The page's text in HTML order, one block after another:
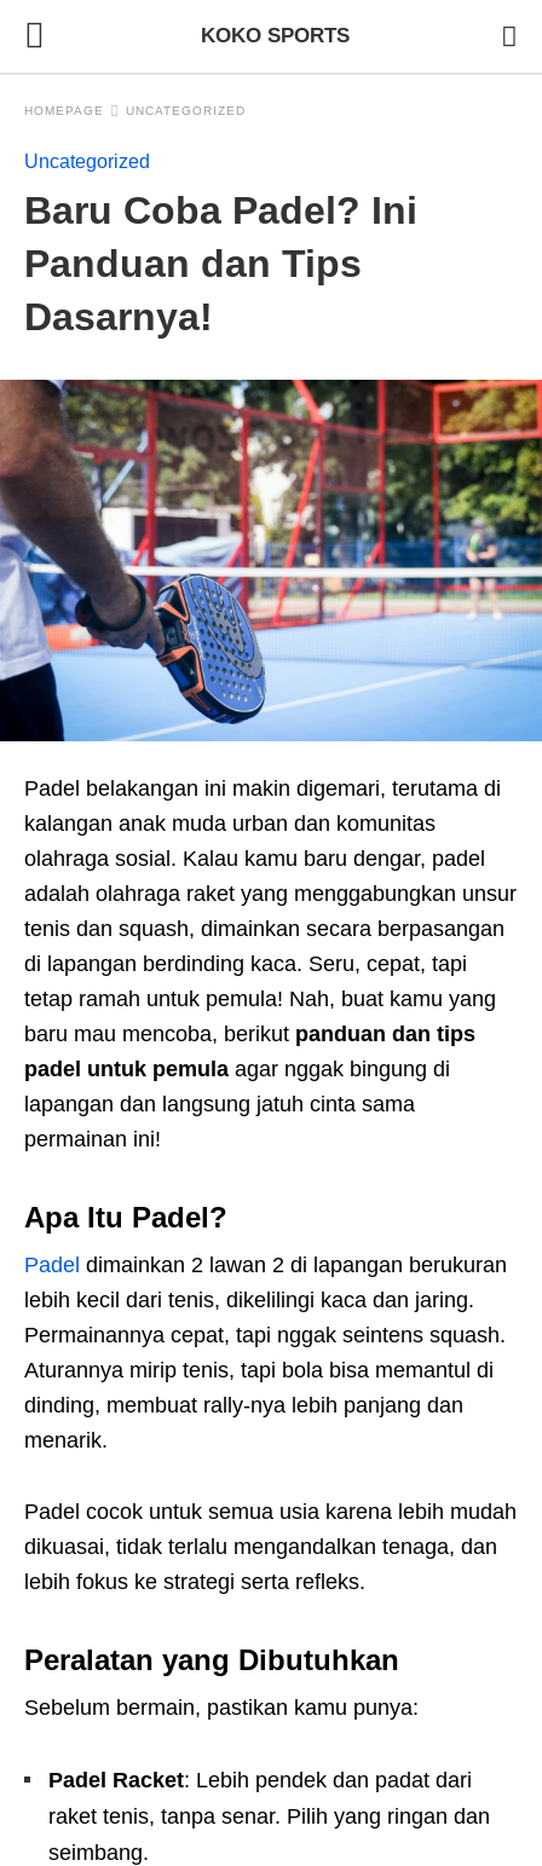
KOKO SPORTS
HOMEPAGE UNCATEGORIZED
Uncategorized
Baru Coba Padel? Ini
Panduan dan Tips
Dasarnya!
Padel belakangan ini makin digemari, terutama di
kalangan anak muda urban dan komunitas
olahraga sosial. Kalau kamu baru dengar, padel
adalah olahraga raket yang menggabungkan unsur
tenis dan squash, dimainkan secara berpasangan
di lapangan berdinding kaca. Seru, cepat, tapi
tetap ramah untuk pemula! Nah, buat kamu yang
baru mau mencoba, berikut panduan dan tips
padel untuk pemula agar nggak bingung di
lapangan dan langsung jatuh cinta sama
permainan ini!
Apa Itu Padel?
Padel dimainkan 2 lawan 2 di lapangan berukuran
lebih kecil dari tenis, dikelilingi kaca dan jaring.
Permainannya cepat, tapi nggak seintens squash.
Aturannya mirip tenis, tapi bola bisa memantul di
dinding, membuat rally-nya lebih panjang dan
menarik.
Padel cocok untuk semua usia karena lebih mudah
dikuasai, tidak terlalu mengandalkan tenaga, dan
lebih fokus ke strategi serta refleks.
Peralatan yang Dibutuhkan
Sebelum bermain, pastikan kamu punya:
Padel Racket: Lebih pendek dan padat dari
raket tenis, tanpa senar. Pilih yang ringan dan
seimbang.